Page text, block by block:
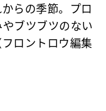
らの季節。プロ
ブツブツのない
ロントロウ編集